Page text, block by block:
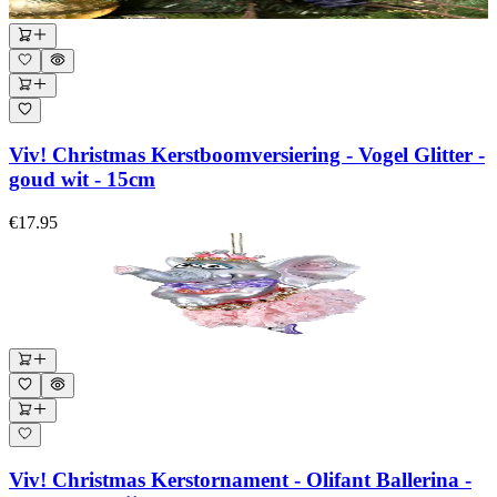
Viv! Christmas Kerstboomversiering - Vogel Glitter -
goud wit - 15cm
€17.95
Viv! Christmas Kerstornament - Olifant Ballerina -